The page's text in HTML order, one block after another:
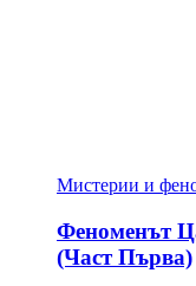
Мистерии и
Феноменът
(Част Първа)